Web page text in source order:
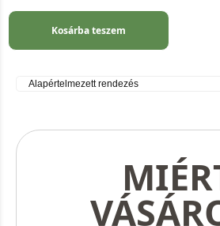
Kosárba teszem